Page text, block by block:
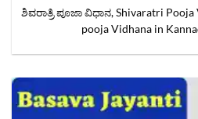
ಶಿವರಾತ್ರಿ ಪೂಜಾ ವಿಧಾನ, Shivaratri
pooja Vidhana in